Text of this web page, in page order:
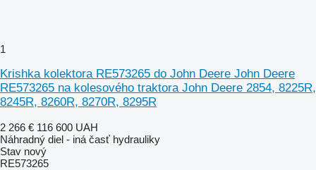
1
Krishka kolektora RE573265 do John Deere John Deere
RE573265 na kolesového traktora John Deere 2854, 8225R,
8245R, 8260R, 8270R, 8295R
2 266 € 116 600 UAH
Náhradný diel - iná časť hydrauliky
Stav nový
RE573265